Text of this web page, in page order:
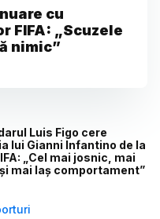
cu
FIFA: „Scuzele
nimic”
Luis Figo cere
lui Gianni Infantino de la
„Cel mai josnic, mai
mai laș comportament”